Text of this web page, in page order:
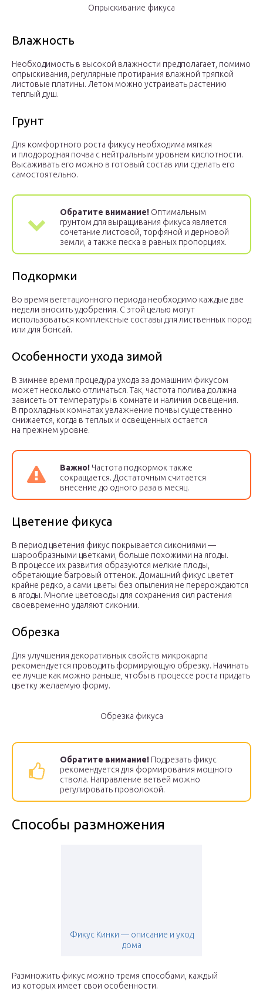
Опрыскивание фикуса
Влажность
Необходимость в высокой влажности предполагает, помимо
опрыскивания, регулярные протирания влажной тряпкой
листовые платины. Летом можно устраивать растению
теплый душ.
Грунт
Для комфортного роста фикусу необходима мягкая
и плодородная почва с нейтральным уровнем кислотности.
Высаживать его можно в готовый состав или сделать его
самостоятельно.
Обратите внимание! Оптимальным
грунтом для выращивания фикуса является
сочетание листовой, торфяной и дерновой
земли, а также песка в равных пропорциях.
Подкормки
Во время вегетационного периода необходимо каждые две
недели вносить удобрения. С этой целью могут
использоваться комплексные составы для лиственных пород
или для бонсай.
Особенности ухода зимой
В зимнее время процедура ухода за домашним фикусом
может несколько отличаться. Так, частота полива должна
зависеть от температуры в комнате и наличия освещения.
В прохладных комнатах увлажнение почвы существенно
снижается, когда в теплых и освещенных остается
на прежнем уровне.
Важно! Частота подкормок также
сокращается. Достаточным считается
внесение до одного раза в месяц.
Цветение фикуса
В период цветения фикус покрывается сикониями —
шарообразными цветками, больше похожими на ягоды.
В процессе их развития образуются мелкие плоды,
обретающие багровый оттенок. Домашний фикус цветет
крайне редко, а сами цветы без опыления не перерождаются
в ягоды. Многие цветоводы для сохранения сил растения
своевременно удаляют сиконии.
Обрезка
Для улучшения декоративных свойств микрокарпа
рекомендуется проводить формирующую обрезку. Начинать
ее лучше как можно раньше, чтобы в процессе роста придать
цветку желаемую форму.
Обрезка фикуса
Обратите внимание! Подрезать фикус
рекомендуется для формирования мощного
ствола. Направление ветвей можно
регулировать проволокой.
Способы размножения
Фикус Кинки — описание и уход
дома
Размножить фикус можно тремя способами, каждый
из которых имеет свои особенности.